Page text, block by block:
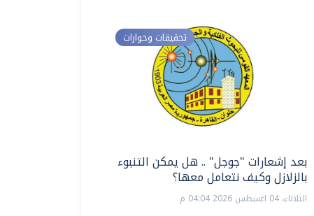
تحقيقات وحوارات
بعد إشعارات "جوجل" .. هل يمكن التنبوء
بالزلازل وكيف نتعامل معها؟
الثلاثاء، 04 اغسطس 2026 04:04 م